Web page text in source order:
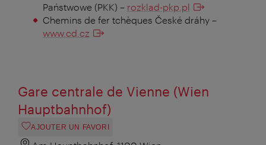
Państwowe (PKK) – rozklad-pkp.pl
Chemins de fer tchèques České dráhy –
www.cd.cz
Gare centrale de Vienne (Wien
Hauptbahnhof)
AJOUTER UN FAVORI